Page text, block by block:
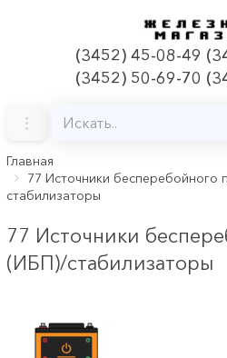
(3452) 45-08-49
(3452) 50-69-70
Главная
77 Источники бесперебойного
стабилизаторы
77 Источники
(ИБП)/стабилизаторы